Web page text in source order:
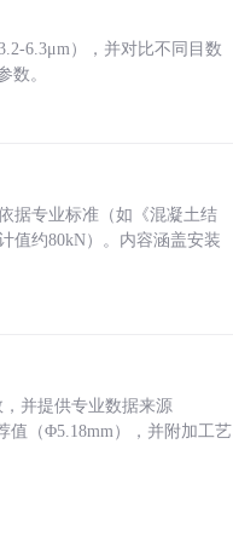
6.3μm），并对比不同目数
数。
据专业标准（如《混凝土结
值约80kN）。内容涵盖安装
并提供专业数据来源
值（Φ5.18mm），并附加工艺